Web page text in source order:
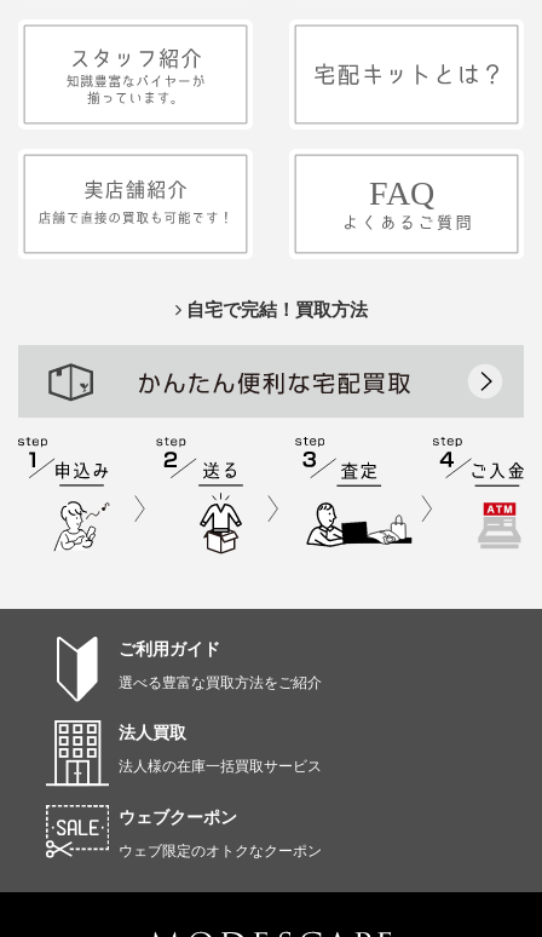
自宅で完結！買取方法
ご利用ガイド
選べる豊富な買取方法をご紹介
法人買取
法人様の在庫一括買取サービス
ウェブクーポン
ウェブ限定のオトクなクーポン